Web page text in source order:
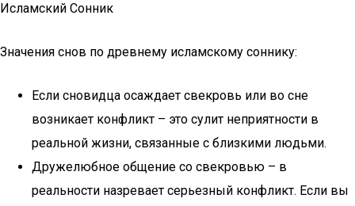
Исламский Cонник
Значения снов по древнему исламскому соннику:
Если сновидца осаждает свекровь или во сне
возникает конфликт – это сулит неприятности в
реальной жизни, связанные с близкими людьми.
Дружелюбное общение со свекровью – в
реальности назревает серьезный конфликт. Если вы